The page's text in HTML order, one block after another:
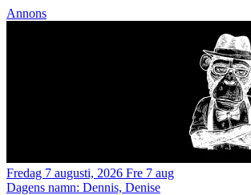
Annons
Fredag 7 augusti, 2026 Fre 7 aug
Dagens namn: Dennis, Denise